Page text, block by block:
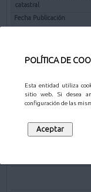
POLÍTICA DE
Esta entidad utiliza
sitio web. Si desea
configuración de las
catastral
Nombramiento del